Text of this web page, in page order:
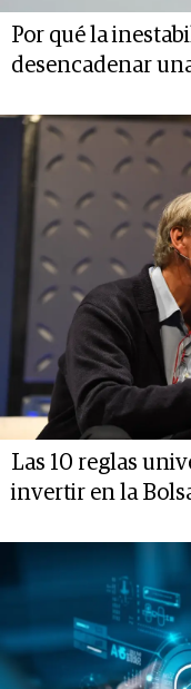
Por qué la
desencadenar
Las 10 reglas
invertir en la